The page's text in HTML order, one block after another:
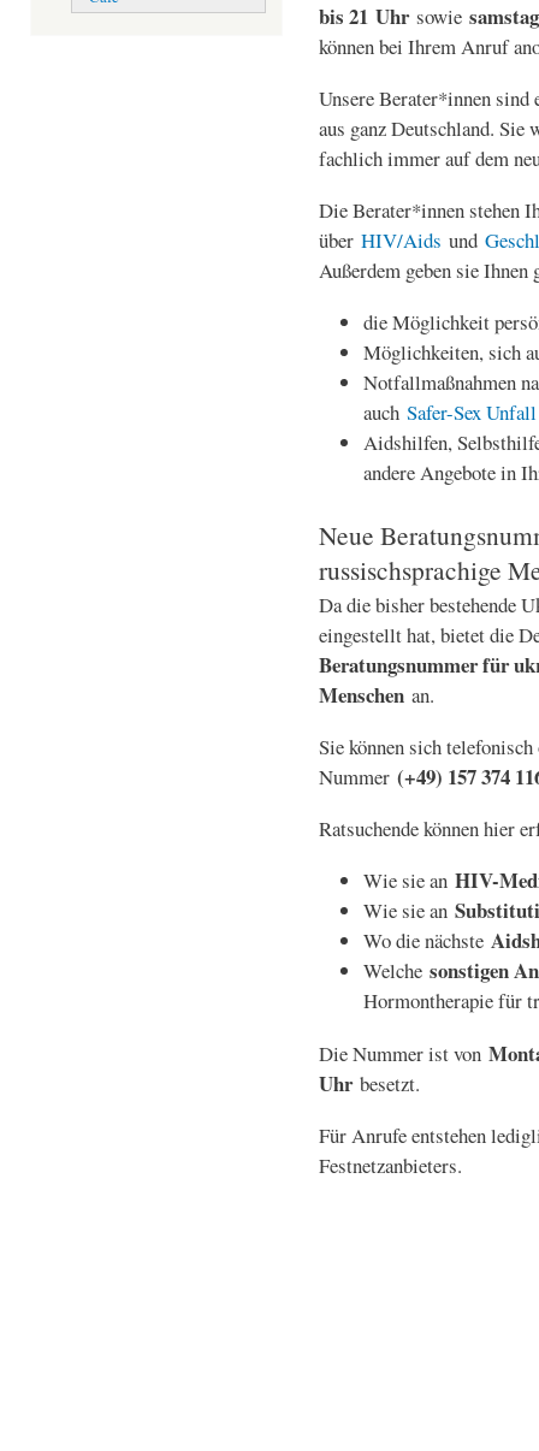
bis 21 Uhr sowie
können bei Ihrem Anruf
Unsere Berater*innen
aus ganz Deutschland. Sie
fachlich immer auf dem
Die Berater*innen stehen
über HIV/Aids und
Außerdem geben sie
die Möglichkeit
Möglichkeiten, sich
Notfallmaßnahmen
auchSafer-Sex
Aidshilfen,
andere Angebote in
Neue
russischsprachige
Da die bisher bestehende
eingestellt hat, bietet die
Beratungsnummer für
Menschen an.
Sie können sich
Nummer (+49) 157 374
Ratsuchende können hier
Wie sie anHIV-
Wie sie an
Wo die nächste
Welchesonstigen
Hormontherapie für
Die Nummer ist von
Uhrbesetzt.
Für Anrufe entstehen
Festnetzanbieters.